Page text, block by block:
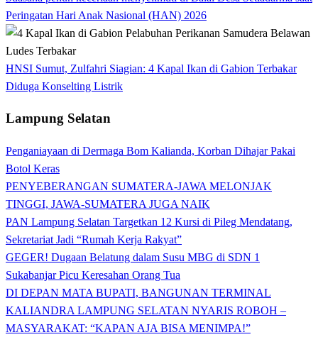
Peringatan Hari Anak Nasional (HAN) 2026
HNSI Sumut, Zulfahri Siagian: 4 Kapal Ikan di Gabion Terbakar
Diduga Konselting Listrik
Lampung Selatan
Penganiayaan di Dermaga Bom Kalianda, Korban Dihajar Pakai
Botol Keras
PENYEBERANGAN SUMATERA-JAWA MELONJAK
TINGGI, JAWA-SUMATERA JUGA NAIK
PAN Lampung Selatan Targetkan 12 Kursi di Pileg Mendatang,
Sekretariat Jadi “Rumah Kerja Rakyat”
GEGER! Dugaan Belatung dalam Susu MBG di SDN 1
Sukabanjar Picu Keresahan Orang Tua
DI DEPAN MATA BUPATI, BANGUNAN TERMINAL
KALIANDRA LAMPUNG SELATAN NYARIS ROBOH –
MASYARAKAT: “KAPAN AJA BISA MENIMPA!”